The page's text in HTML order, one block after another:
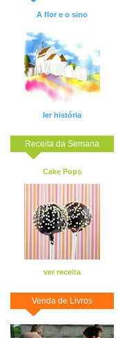
A flor e o sino
ler história
Receita da Semana
Cake Pops
ver receita
Venda de Livros